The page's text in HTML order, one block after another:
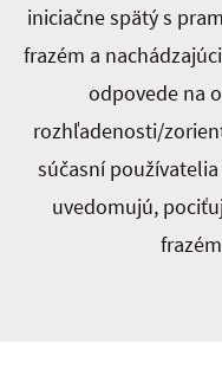
iniciačne spätý s
frazém a
odpovede na
rozhľadenosti/
súčasní
uvedomujú,